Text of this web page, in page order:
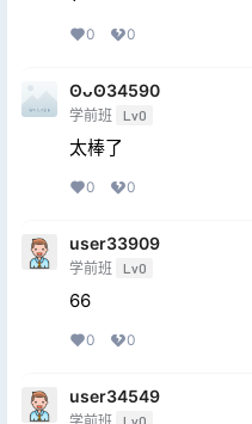
0 0
ʘᴗʘ34590
学前班 Lv0
太棒了
0 0
user33909
学前班 Lv0
66
0 0
user34549